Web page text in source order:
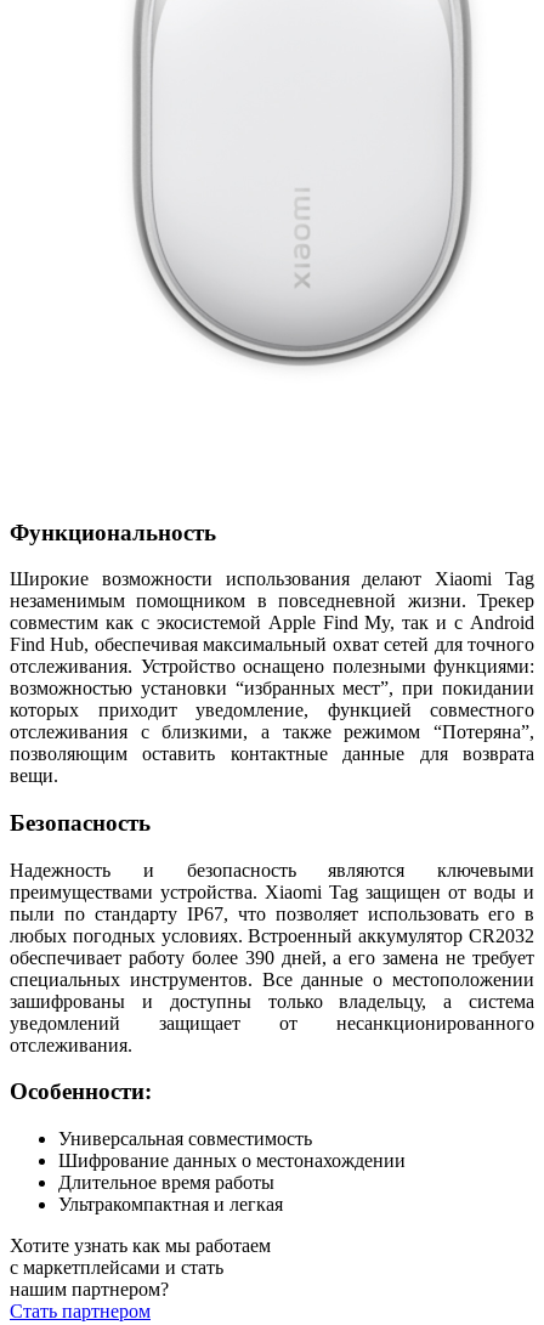
Функциональность
Широкие возможности использования делают Xiaomi Tag
незаменимым помощником в повседневной жизни. Трекер
совместим как с экосистемой Apple Find My, так и с Android
Find Hub, обеспечивая максимальный охват сетей для точного
отслеживания. Устройство оснащено полезными функциями:
возможностью установки “избранных мест”, при покидании
которых приходит уведомление, функцией совместного
отслеживания с близкими, а также режимом “Потеряна”,
позволяющим оставить контактные данные для возврата
вещи.
Безопасность
Надежность и безопасность являются ключевыми
преимуществами устройства. Xiaomi Tag защищен от воды и
пыли по стандарту IP67, что позволяет использовать его в
любых погодных условиях. Встроенный аккумулятор CR2032
обеспечивает работу более 390 дней, а его замена не требует
специальных инструментов. Все данные о местоположении
зашифрованы и доступны только владельцу, а система
уведомлений защищает от несанкционированного
отслеживания.
Особенности:
Универсальная совместимость
Шифрование данных о местонахождении
Длительное время работы
Ультракомпактная и легкая
Хотите узнать как мы работаем
с маркетплейсами и стать
нашим партнером?
Стать партнером